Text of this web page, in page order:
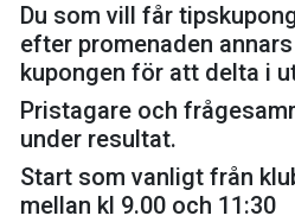
Du som vill får
efter promenaden
kupongen för att delta i
Pristagare och
under resultat.
Start som vanligt från
mellan kl 9.00 och 11:30